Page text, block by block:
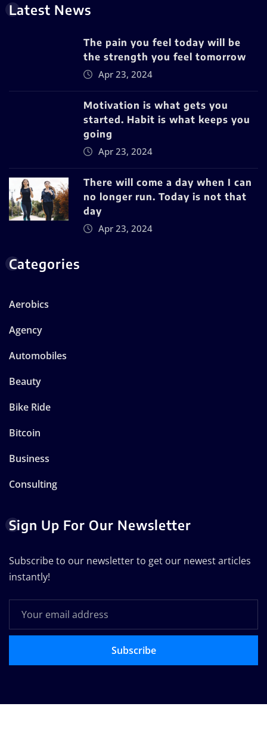
Latest News
The pain you feel today will be
the strength you feel tomorrow
Apr 23, 2024
Motivation is what gets you
started. Habit is what keeps you
going
Apr 23, 2024
There will come a day when I can
no longer run. Today is not that
day
Apr 23, 2024
Categories
Aerobics
Agency
Automobiles
Beauty
Bike Ride
Bitcoin
Business
Consulting
Sign Up For Our Newsletter
Subscribe to our newsletter to get our newest articles
instantly!
Subscribe